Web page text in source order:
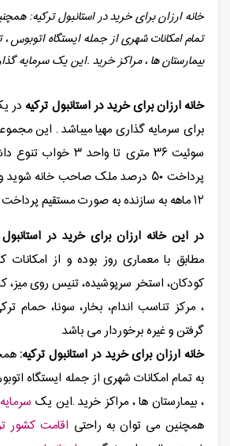
خانه ارزان برای خرید در استانبول ترکیه:
تمام امکانات شهری از جمله ایستگاه اتوبوس
بیمارستان ها ، مراکز خرید .این یک سرمایه
خانه ارزان برای خرید در استانبول ترکیه در
برای سرمایه گذاری مهیا میباشد . این
سوئیت ۳۶ متری تا واحد ۳
پرداخت ۵۰ درصد ملک صاحب خانه
۱۲ ماهه به سازنده به صورت مستقیم پرداخت کنید .
در این خانه ارزان برای خرید در استانبول
مطابق با معماری روز بوده و از امکانات
کودکان، استخر سرپوشیده، تنیس روی میز،
، مرکز تناسب اندام، بخار، سونا، حمام
گرفتن و غیره برخوردار می باشد
خانه ارزان برای خرید در استانبول ترکیه:
به تمام امکانات شهری از جمله ایستگاه
، بیمارستان ها ، مراکز خرید .این یک
همچنین می توان به راحتی اقامت کشور